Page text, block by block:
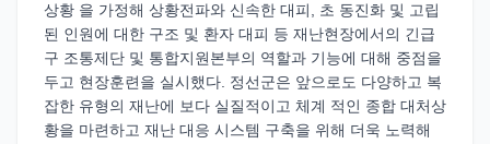
상황 을 가정해 상황전파와 신속한 대피, 초 동진화 및 고립
된 인원에 대한 구조 및 환자 대피 등 재난현장에서의 긴급
구 조통제단 및 통합지원본부의 역할과 기능에 대해 중점을
두고 현장훈련을 실시했다. 정선군은 앞으로도 다양하고 복
잡한 유형의 재난에 보다 실질적이고 체계 적인 종합 대처상
황을 마련하고 재난 대응 시스템 구축을 위해 더욱 노력해